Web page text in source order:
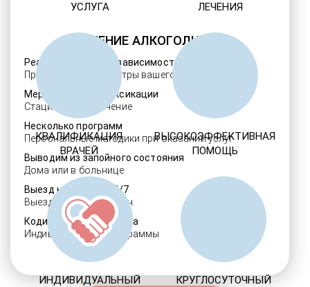
ЛЕЧЕНИЕ АЛКОГОЛИЗМА
Реабилитация алкозависимости
Проверенные ребцентры вашего региона
Мероприятия детоксикации
Стационарное лечение
Несколько программ
Персональные методики при оказании услуг
Выводим из запойного состояния
Дома или в больнице
Выезд нарколога 24/7
Выезд в течение 30 мин.
Кодировка алкоголизма
Индивидуальные программы
УСЛУГА
ЛЕЧЕНИЯ
КВАЛИФИКАЦИЯ
ВРАЧЕЙ
ВЫСОКОЭФФЕКТИВНАЯ
ПОМОЩЬ
ИНДИВИДУАЛЬНЫЙ
КРУГЛОСУТОЧНЫЙ